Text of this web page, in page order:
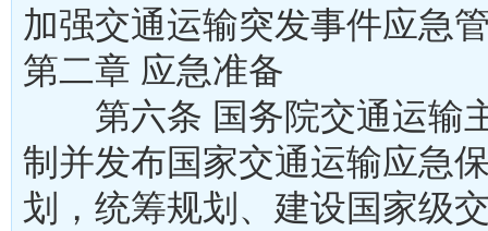
加强交通运输突发事件应急
第二章 应急准备
第六条 国务院交通运输
制并发布国家交通运输应急
划，统筹规划、建设国家级